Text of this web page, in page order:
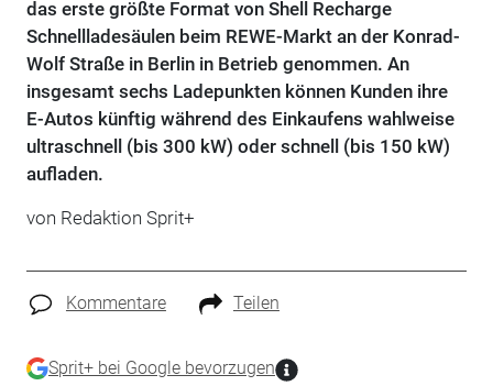
das erste größte Format von Shell Recharge
Schnellladesäulen beim REWE-Markt an der Konrad-
Wolf Straße in Berlin in Betrieb genommen. An
insgesamt sechs Ladepunkten können Kunden ihre
E-Autos künftig während des Einkaufens wahlweise
ultraschnell (bis 300 kW) oder schnell (bis 150 kW)
aufladen.
von Redaktion Sprit+
Kommentare Teilen
Sprit+ bei Google bevorzugen